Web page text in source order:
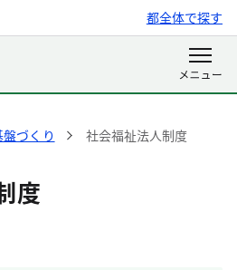
都全体で探す
づくり 社会福祉法人制度
度